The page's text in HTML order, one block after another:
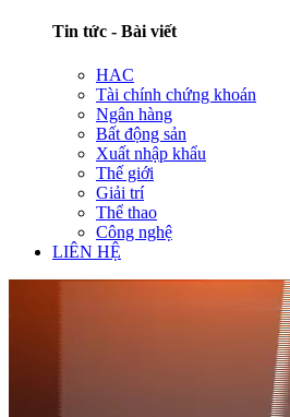
Tin tức - Bài viết
HAC
Tài chính chứng khoán
Ngân hàng
Bất động sản
Xuất nhập khẩu
Thế giới
Giải trí
Thể thao
Công nghệ
LIÊN HỆ